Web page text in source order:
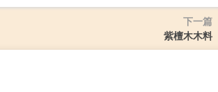
下一篇
紫檀木木料